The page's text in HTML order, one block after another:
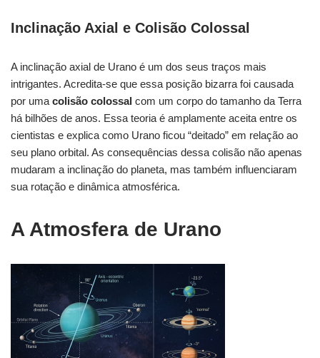
Inclinação Axial e Colisão Colossal
A inclinação axial de Urano é um dos seus traços mais
intrigantes. Acredita-se que essa posição bizarra foi causada
por uma colisão colossal com um corpo do tamanho da Terra
há bilhões de anos. Essa teoria é amplamente aceita entre os
cientistas e explica como Urano ficou “deitado” em relação ao
seu plano orbital. As consequências dessa colisão não apenas
mudaram a inclinação do planeta, mas também influenciaram
sua rotação e dinâmica atmosférica.
A Atmosfera de Urano